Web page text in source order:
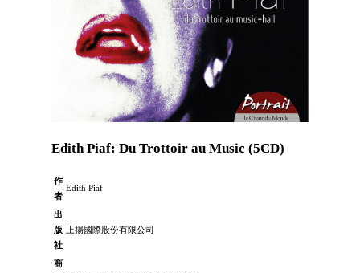
Edith Piaf: Du Trottoir au Music (5CD)
作
者
Edith Piaf
出
版
社
上揚國際股份有限公司
商